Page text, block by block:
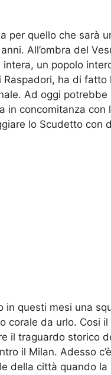
per quello che sarà
All’ombra del
un popolo
ha di fatto
Ad oggi
in concomitanza con
lo Scudetto con
in questi mesi una
corale da urlo. Cosi
il traguardo storico
il Milan. Adesso
della città quando